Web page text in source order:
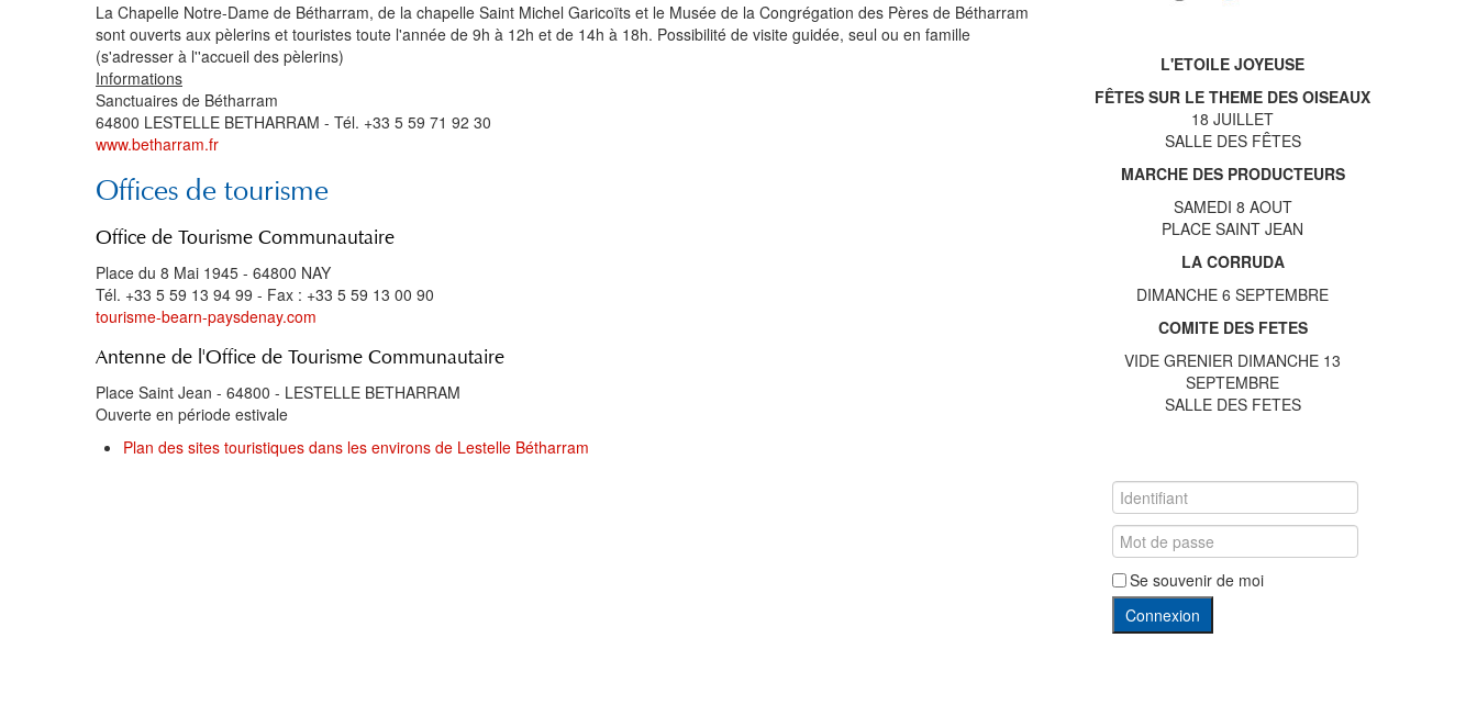
La Chapelle Notre-Dame de Bétharram, de la chapelle Saint Michel Garicoïts et le Musée de la Congrégation des Pères de Bétharram
sont ouverts aux pèlerins et touristes toute l'année de 9h à 12h et de 14h à 18h. Possibilité de visite guidée, seul ou en famille
(s'adresser à l''accueil des pèlerins)
Informations
Sanctuaires de Bétharram
64800 LESTELLE BETHARRAM - Tél. +33 5 59 71 92 30
www.betharram.fr
Offices de tourisme
Office de Tourisme Communautaire
Place du 8 Mai 1945 - 64800 NAY
Tél. +33 5 59 13 94 99 - Fax : +33 5 59 13 00 90
tourisme-bearn-paysdenay.com
Antenne de l'Office de Tourisme Communautaire
Place Saint Jean - 64800 - LESTELLE BETHARRAM
Ouverte en période estivale
Plan des sites touristiques dans les environs de Lestelle Bétharram
L'ETOILE JOYEUSE
FÊTES SUR LE THEME DES OISEAUX
18 JUILLET
SALLE DES FÊTES
MARCHE DES PRODUCTEURS
SAMEDI 8 AOUT
PLACE SAINT JEAN
LA CORRUDA
DIMANCHE 6 SEPTEMBRE
COMITE DES FETES
VIDE GRENIER DIMANCHE 13
SEPTEMBRE
SALLE DES FETES
Se souvenir de moi
Connexion